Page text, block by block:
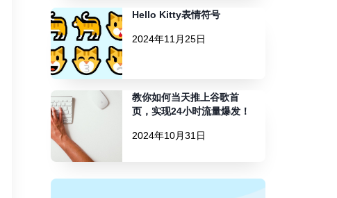
Hello Kitty表情符号
2024年11月25日
教你如何当天推上谷歌首
页，实现24小时流量爆发！
2024年10月31日